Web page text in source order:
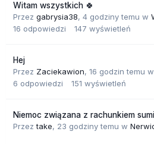
Witam wszystkich 🍀
Przez gabrysia38, 4 godziny temu w
16 odpowiedzi 147 wyświetleń
Hej
Przez Zaciekawion, 16 godzin temu w
6 odpowiedzi 151 wyświetleń
Niemoc związana z rachunkiem
Przeztake, 23 godziny temu w